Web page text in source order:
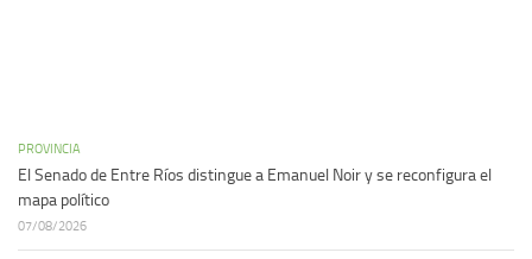
PROVINCIA
El Senado de Entre Ríos distingue a Emanuel Noir y se reconfigura el
mapa político
07/08/2026